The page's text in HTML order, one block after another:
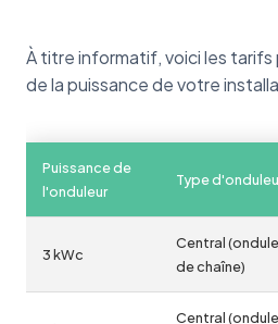
À titre informatif, voici les
de la puissance de votre
Puissance de
l'onduleur
Type
3 kWc
Central
de chaîne)
Central